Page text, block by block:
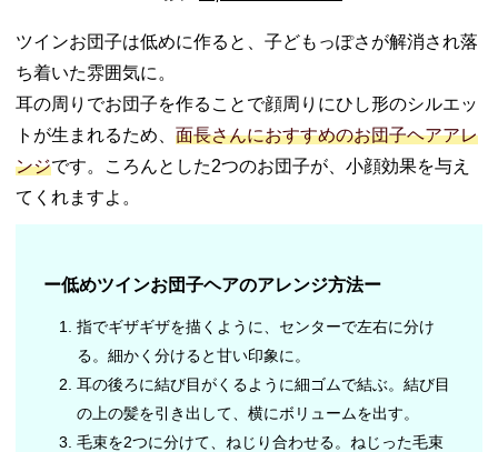
ツインお団子は低めに作ると、子どもっぽさが解消され落
ち着いた雰囲気に。
耳の周りでお団子を作ることで顔周りにひし形のシルエッ
トが生まれるため、 面長さんにおすすめのお団子ヘアアレ
ンジです。ころんとした2つのお団子が、小顔効果を与え
てくれますよ。
ー低めツインお団子ヘアのアレンジ方法ー
指でギザギザを描くように、センターで左右に分け
る。細かく分けると甘い印象に。
耳の後ろに結び目がくるように細ゴムで結ぶ。結び目
の上の髪を引き出して、横にボリュームを出す。
毛束を2つに分けて、ねじり合わせる。ねじった毛束